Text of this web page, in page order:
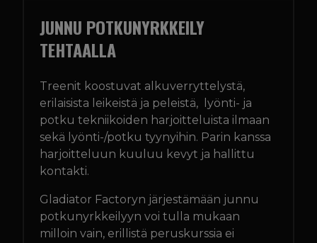
JUNNU POTKUNYRKKEILY
TEHTAALLA
Treenit koostuvat alkuverryttelystä,
erilaisista leikeistä ja peleistä, lyönti- ja
potku tekniikoiden harjoitteluista ilmaan
sekä lyönti-/potku tyynyihin. Parin kanssa
harjoitteluun kuuluu kevyt ja hallittu
kontakti.
Gladiator Factoryn järjestämään junnu
potkunyrkkeilyyn voi tulla mukaan
milloin vain, erillistä peruskurssia ei